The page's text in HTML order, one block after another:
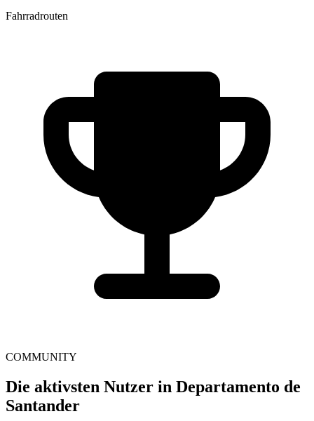
Fahrradrouten
COMMUNITY
Die aktivsten Nutzer in Departamento de
Santander